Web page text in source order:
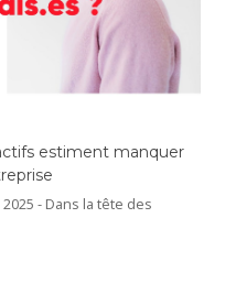
estiment manquer
- Dans la tête des